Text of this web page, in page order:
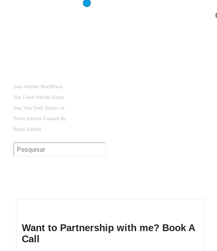
Just Another WordPress
Site Fresh Articles Every
Day Your Daily Source of
Fresh Articles Created By
Royal Addons
Want to Partnership with me? Book A
Call